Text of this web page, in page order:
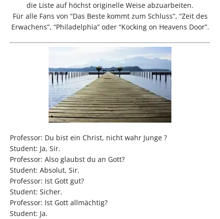
die Liste auf höchst originelle Weise abzuarbeiten.
Für alle Fans von “Das Beste kommt zum Schluss”, “Zeit des
Erwachens”, “Philadelphia” oder “Kocking on Heavens Door”.
Professor: Du bist ein Christ, nicht wahr Junge ?
Student: Ja, Sir.
Professor: Also glaubst du an Gott?
Student: Absolut, Sir.
Professor: Ist Gott gut?
Student: Sicher.
Professor: Ist Gott allmächtig?
Student: Ja.